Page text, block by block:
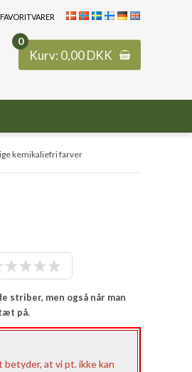
0
Kurv: 0,00DKK
kemikaliefri farver
striber, men også når man
på.
at vi pt. ikke kan